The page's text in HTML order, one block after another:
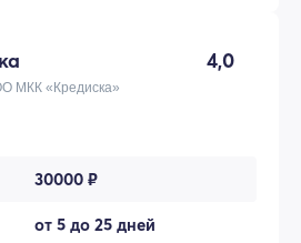
4,0
МКК «Кредиска»
30000 ₽
от 5 до 25 дней